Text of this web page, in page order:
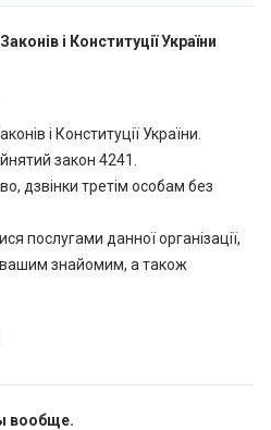
і Конституції України
і Конституції України.
закон 4241.
дзвінки третім особам без
послугами данної організації,
знайомим, а також
вообще.